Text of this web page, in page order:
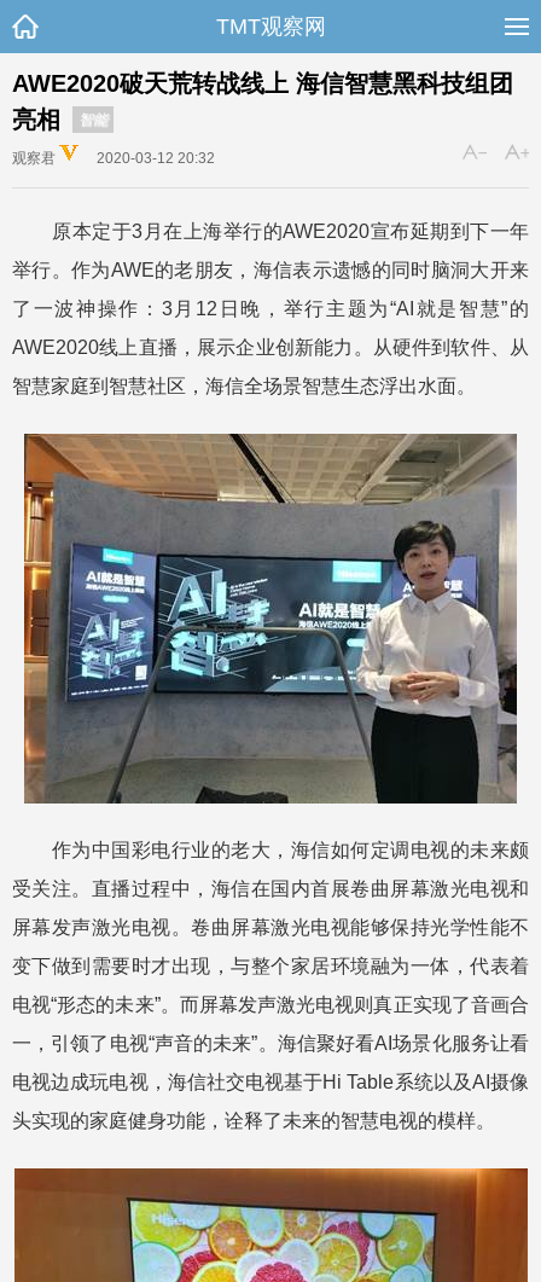
TMT观察网
AWE2020破天荒转战线上 海信智慧黑科技组团
亮相
智能
观察君 2020-03-12 20:32
原本定于3月在上海举行的AWE2020宣布延期到下一年
举行。作为AWE的老朋友，海信表示遗憾的同时脑洞大开来
了一波神操作：3月12日晚，举行主题为“AI就是智慧”的
AWE2020线上直播，展示企业创新能力。从硬件到软件、从
智慧家庭到智慧社区，海信全场景智慧生态浮出水面。
作为中国彩电行业的老大，海信如何定调电视的未来颇
受关注。直播过程中，海信在国内首展卷曲屏幕激光电视和
屏幕发声激光电视。卷曲屏幕激光电视能够保持光学性能不
变下做到需要时才出现，与整个家居环境融为一体，代表着
电视“形态的未来”。而屏幕发声激光电视则真正实现了音画合
一，引领了电视“声音的未来”。海信聚好看AI场景化服务让看
电视边成玩电视，海信社交电视基于Hi Table系统以及AI摄像
头实现的家庭健身功能，诠释了未来的智慧电视的模样。